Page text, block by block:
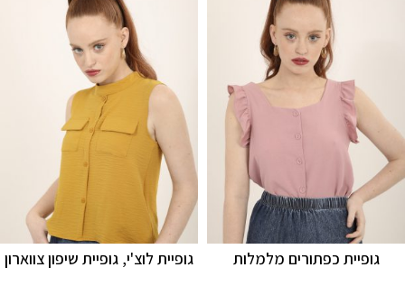
גופיית לוצ'י, גופיית שיפון צווארון גופיית כפתורים מלמלות